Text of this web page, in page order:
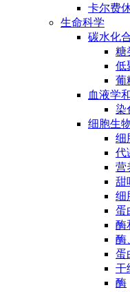
卡尔费
生命科学
碳水化
糖
低
葡
血液学
染
细胞生
细
代
营
甜
细
蛋
酶
酶
蛋
干
酶